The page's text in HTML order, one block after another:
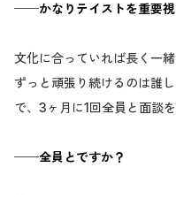
──かなりテイストを重要視
文化に合っていれば長く一
ずっと頑張り続けるのは誰
で、3ヶ月に1回全員と面談
──全員とですか？